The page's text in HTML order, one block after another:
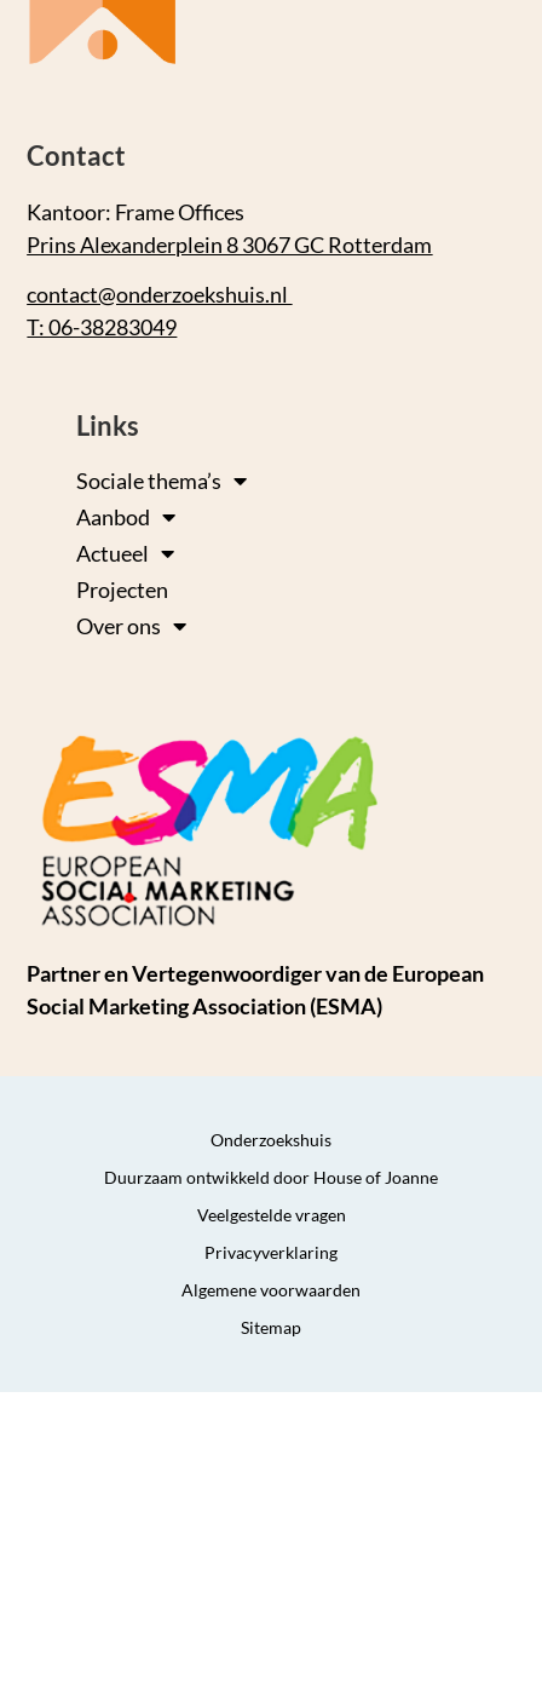
Contact
Kantoor: Frame Offices
Prins Alexanderplein 8 3067 GC Rotterdam
contact@onderzoekshuis.nl
T: 06-38283049
Links
Sociale thema’s
Aanbod
Actueel
Projecten
Over ons
Partner en Vertegenwoordiger van de European
Social Marketing Association (ESMA)
Onderzoekshuis
Duurzaam ontwikkeld door House of Joanne
Veelgestelde vragen
Privacyverklaring
Algemene voorwaarden
Sitemap